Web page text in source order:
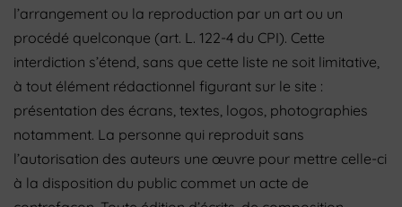
l’arrangement ou la reproduction par un art ou un
procédé quelconque (art. L. 122-4 du CPI). Cette
interdiction s’étend, sans que cette liste ne soit limitative,
à tout élément rédactionnel figurant sur le site :
présentation des écrans, textes, logos, photographies
notamment. La personne qui reproduit sans
l’autorisation des auteurs une œuvre pour mettre celle-ci
à la disposition du public commet un acte de